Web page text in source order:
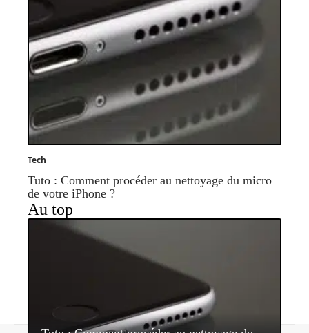
Tech
Tuto : Comment procéder au nettoyage du micro
de votre iPhone ?
Au top